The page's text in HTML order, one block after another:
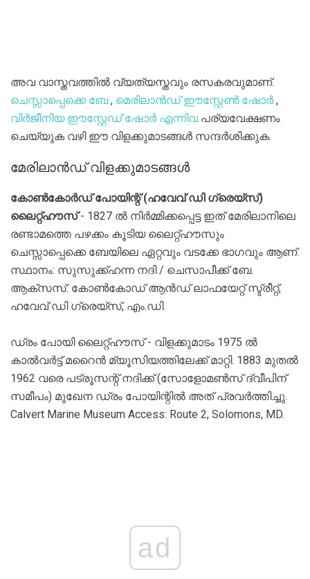
അവ വാസ്തവത്തിൽ വ്യത്യസ്തവും രസകരവുമാണ്.
ചെസ്സാപ്പെക്കെ ബേ, മെരിലാൻഡ് ഈസ്റ്റേൺ ഷോർ,
വിർജീനിയ ഈസ്റ്റേഡ് ഷോർ എന്നിവ പര്യവേക്ഷണം
ചെയ്യുക വഴി ഈ വിളക്കുമാടങ്ങൾ സന്ദർശിക്കുക.
മേരിലാൻഡ് വിളക്കുമാടങ്ങൾ
കോൺകോർഡ് പോയിന്റ് (ഹവേവ് ഡി ഗ്രെയ്സ്)
ലൈറ്റ്ഹൗസ്- 1827 ൽ നിർമ്മിക്കപ്പെട്ട ഇത് മേരിലാനിലെ
രണ്ടാമത്തെ പഴക്കം കൂടിയ ലൈറ്റ്ഹൗസും
ചെസ്സാപ്പെക്കെ ബേയിലെ ഏറ്റവും വടക്കേ ഭാഗവും ആണ്.
സ്ഥാനം: സുസുക്ക്ഹന്ന നദി / ചെസാപീക്ക് ബേ.
ആക്സസ്: കോൺകോഡ് ആൻഡ് ലാഫയേറ്റ് സ്ട്രീറ്റ്,
ഹവേവ് ഡി ഗ്രെയ്സ്, എം.ഡി.
ഡ്രം പോയി ലൈറ്റ്ഹൗസ് - വിളക്കുമാടം 1975 ൽ
കാൽവർട്ട് മറൈൻ മ്യൂസിയത്തിലേക്ക് മാറ്റി. 1883 മുതൽ
1962 വരെ പട്രൂസന്റ് നദിക്ക് (സോളോമൺസ് ദ്വീപിന്
സമീപം) മുഖേന ഡ്രം പോയിന്റിൽ അത് പ്രവർത്തിച്ചു.
Calvert Marine Museum Access: Route 2, Solomons, MD.
ad